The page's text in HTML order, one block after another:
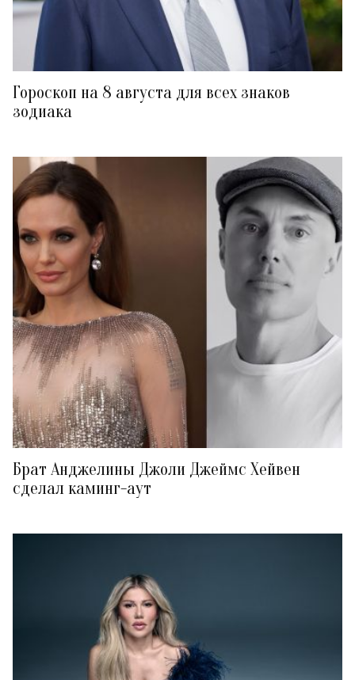
Гороскоп на 8 августа для всех знаков
зодиака
Брат Анджелины Джоли Джеймс Хейвен
сделал каминг-аут